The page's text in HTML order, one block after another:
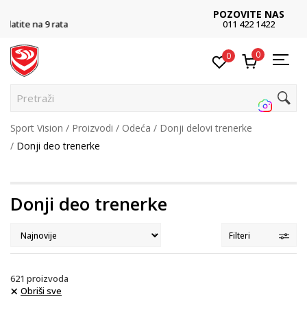
0 0
Pretraži sajt...
Sport Vision Proizvodi Odeća
Donji delovi trenerke
Donji deo trenerke
Donji deo trenerke
Filteri
621 proizvoda
Obriši sve